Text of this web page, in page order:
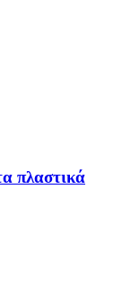
πλαστικά